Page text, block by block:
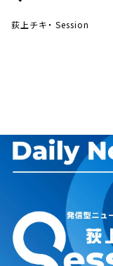
イベント・
YouTube
会社情報
荻上チキ・ Session